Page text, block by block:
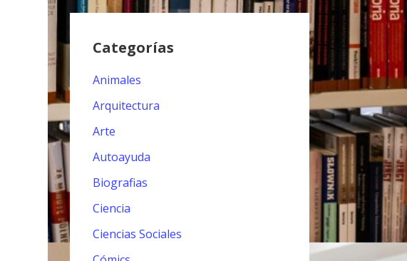
Categorías
Animales
Arquitectura
Arte
Autoayuda
Biografias
Ciencia
Ciencias Sociales